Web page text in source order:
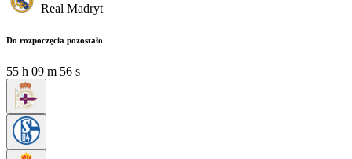
Real Madryt
Do rozpoczęcia pozostało
55 h 09 m 54 s